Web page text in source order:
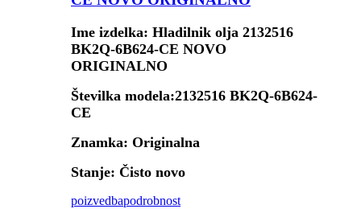
Ime izdelka: Hladilnik olja 2132516
BK2Q-6B624-CE NOVO
ORIGINALNO
Številka modela:2132516 BK2Q-6B624-
CE
Znamka: Originalna
Stanje: Čisto novo
poizvedbapodrobnost